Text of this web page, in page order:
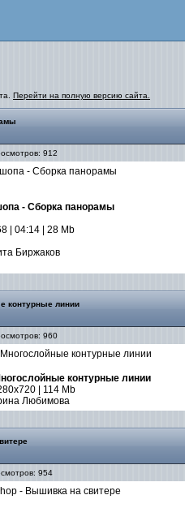
Перейти на полную версию сайта.
912
- Сборка панорамы
| 04:14 | 28 Mb
Биржаков
контурные линии
960
контурные линии
| 114 Mb
Любимова
954